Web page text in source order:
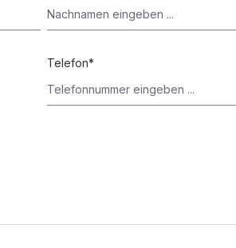
Telefon*